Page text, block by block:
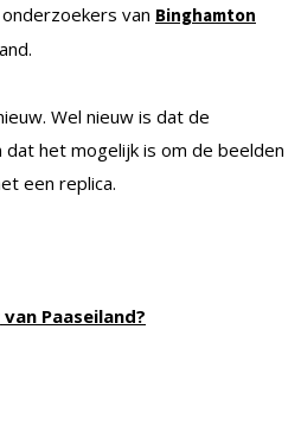
van Binghamton
Wel nieuw is dat de
het mogelijk is om de beelden
een replica.
Paaseiland?